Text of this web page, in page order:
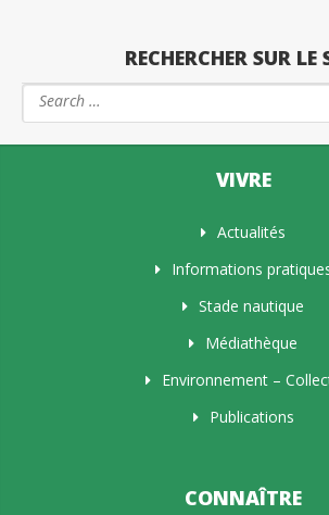
RECHERCHER SUR LE
VIVRE
Actualités
Informations
Stade nautique
Médiathèque
Environnement –
Publications
CONNAÎTRE